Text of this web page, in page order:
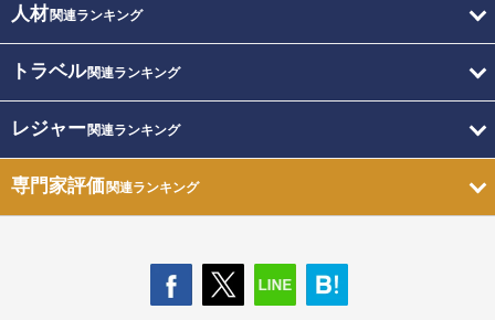
人材関連ランキング
トラベル関連ランキング
レジャー関連ランキング
専門家評価関連ランキング